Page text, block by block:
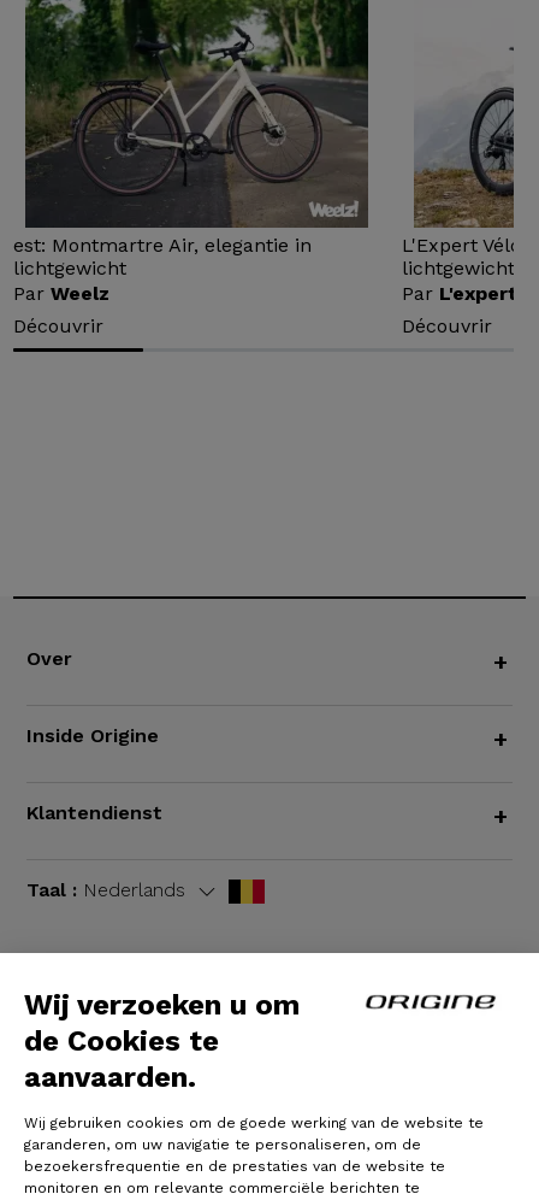
Wij verzoeken u om
de Cookies te
aanvaarden.
Wij gebruiken cookies om de goede werking van de website te
garanderen, om uw navigatie te personaliseren, om de
bezoekersfrequentie en de prestaties van de website te
monitoren en om relevante commerciële berichten te
est: Montmartre Air, elegantie in
lichtgewicht
ParWeelz
Découvrir
L'Expert Vélo
lichtgewicht...
Par L'expert
Découvrir
Over +
Inside Origine +
Klantendienst +
Taal : Nederlands
Algemene voorwaarden |